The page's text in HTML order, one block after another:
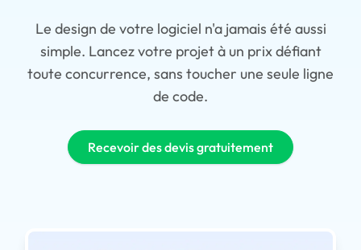
Le design de votre logiciel n'a jamais été aussi
simple. Lancez votre projet à un prix défiant
toute concurrence, sans toucher une seule ligne
de code.
Recevoir des devis gratuitement